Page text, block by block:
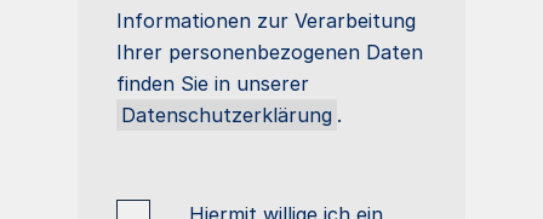
Informationen zur Verarbeitung
Ihrer personenbezogenen Daten
finden Sie in unserer
Datenschutzerklärung .